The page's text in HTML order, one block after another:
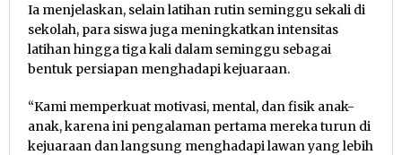
Ia menjelaskan, selain latihan rutin seminggu sekali di
sekolah, para siswa juga meningkatkan intensitas
latihan hingga tiga kali dalam seminggu sebagai
bentuk persiapan menghadapi kejuaraan.
“Kami memperkuat motivasi, mental, dan fisik anak-
anak, karena ini pengalaman pertama mereka turun di
kejuaraan dan langsung menghadapi lawan yang lebih